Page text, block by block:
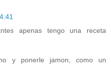
apenas tengo una receta
y ponerle jamon, como un